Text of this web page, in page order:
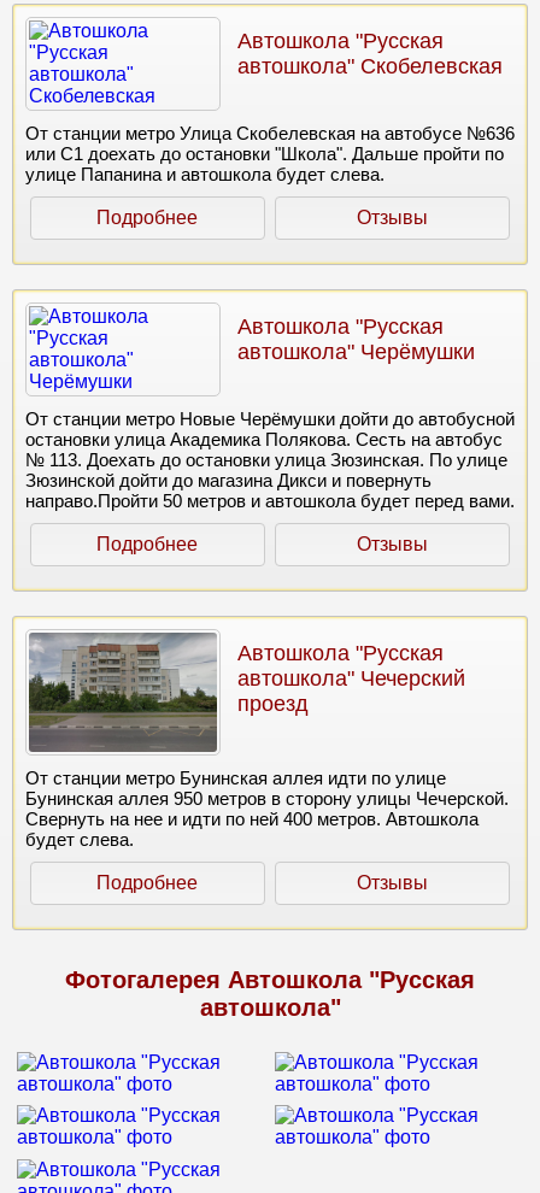
Автошкола "Русская
автошкола" Скобелевская
От станции метро Улица Скобелевская на автобусе №636
или С1 доехать до остановки "Школа". Дальше пройти по
улице Папанина и автошкола будет слева.
Подробнее Отзывы
Автошкола "Русская
автошкола" Черёмушки
От станции метро Новые Черёмушки дойти до автобусной
остановки улица Академика Полякова. Сесть на автобус
№ 113. Доехать до остановки улица Зюзинская. По улице
Зюзинской дойти до магазина Дикси и повернуть
направо.Пройти 50 метров и автошкола будет перед вами.
Подробнее Отзывы
Автошкола "Русская
автошкола" Чечерский
проезд
От станции метро Бунинская аллея идти по улице
Бунинская аллея 950 метров в сторону улицы Чечерской.
Свернуть на нее и идти по ней 400 метров. Автошкола
будет слева.
Подробнее Отзывы
Фотогалерея Автошкола "Русская
автошкола"